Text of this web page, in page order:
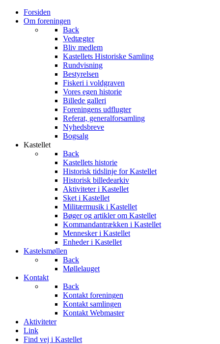
Forsiden
Om foreningen
Back
Vedtægter
Bliv medlem
Kastellets Historiske Samling
Rundvisning
Bestyrelsen
Fiskeri i voldgraven
Vores egen historie
Billede galleri
Foreningens udflugter
Referat, generalforsamling
Nyhedsbreve
Bogsalg
Kastellet
Back
Kastellets historie
Historisk tidslinje for Kastellet
Historisk billedearkiv
Aktiviteter i Kastellet
Sket i Kastellet
Militærmusik i Kastellet
Bøger og artikler om Kastellet
Kommandantrækken i Kastellet
Mennesker i Kastellet
Enheder i Kastellet
Kastelsmøllen
Back
Møllelauget
Kontakt
Back
Kontakt foreningen
Kontakt samlingen
Kontakt Webmaster
Aktiviteter
Link
Find vej i Kastellet